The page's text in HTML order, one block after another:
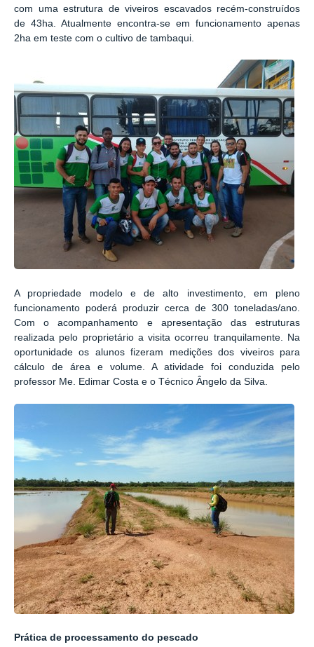
com uma estrutura de viveiros escavados recém-construídos
de 43ha. Atualmente encontra-se em funcionamento apenas
2ha em teste com o cultivo de tambaqui.
A propriedade modelo e de alto investimento, em pleno
funcionamento poderá produzir cerca de 300 toneladas/ano.
Com o acompanhamento e apresentação das estruturas
realizada pelo proprietário a visita ocorreu tranquilamente. Na
oportunidade os alunos fizeram medições dos viveiros para
cálculo de área e volume. A atividade foi conduzida pelo
professor Me. Edimar Costa e o Técnico Ângelo da Silva.
Prática de processamento do pescado